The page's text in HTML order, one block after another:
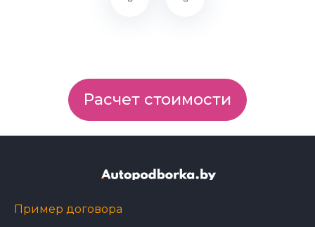
Расчет стоимости
Пример договора